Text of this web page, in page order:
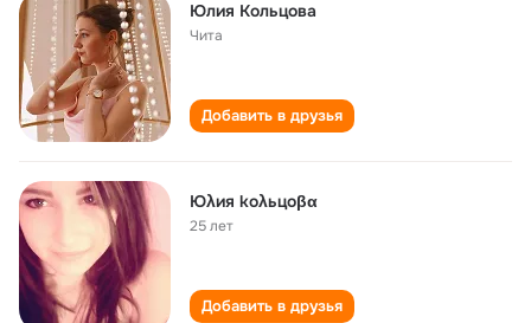
Юлия Кольцова
Чита
Добавить в друзья
Юλия koλьцоβα
25 лет
Добавить в друзья